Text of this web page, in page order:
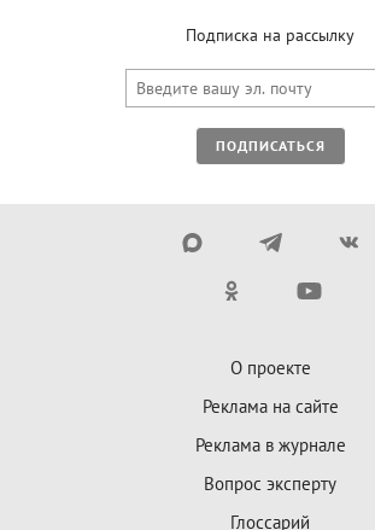
Подписка на рассылку
ПОДПИСАТЬСЯ
О проекте
Реклама на сайте
Реклама в журнале
Вопрос эксперту
Глоссарий